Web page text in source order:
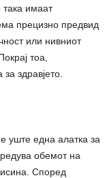
така имаат
прецизно предвид
или нивниот
тоа,
здравјето.
уште една алатка за
обемот на
Според